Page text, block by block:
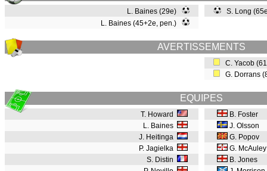
L. Baines (29e)
L. Baines (45+2e, pen.)
S. Long
AVERTISSEMENTS
C. Yacob
G. Dorrans
EQUIPES
T. Howard
L. Baines
J. Heitinga
P. Jagielka
S. Distin
B. Foster
J. Olsson
G. Popov
G. McAuley
B. Jones